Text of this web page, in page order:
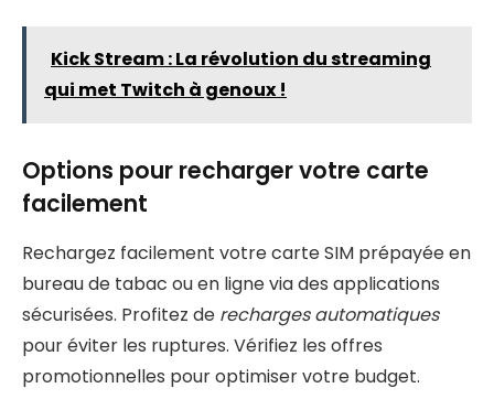
Kick Stream : La révolution du streaming
qui met Twitch à genoux !
Options pour recharger votre carte
facilement
Rechargez facilement votre carte SIM prépayée en
bureau de tabac ou en ligne via des applications
sécurisées. Profitez de recharges automatiques
pour éviter les ruptures. Vérifiez les offres
promotionnelles pour optimiser votre budget.